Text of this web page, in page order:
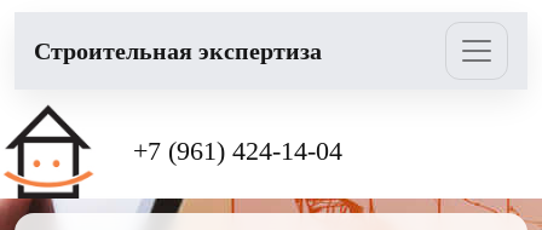
Cтроительная экспертиза
+7 (961) 424-14-04